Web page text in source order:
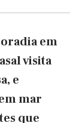
em
visita
e
mar
que